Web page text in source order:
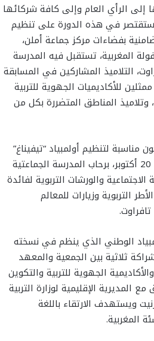
إلى الرأي العام وإلى كافة شركائها
ستقتصر في هذه الدورة على تنظيم
بفضاءات مركز جماعة أملن،
المغربية، تستقبل فيه المدرسة
التلاميذ المشاركين في المسابقة
ممثلين للأكاديميات الجهوية للتربية
وتلاميذ المناطق المتضررة بكل من
لتنظيم أولمبياد “تيفيناغ”
الوطني صبيحة يوم الجمعة 20 أكتوبر، برحاب المدرسة الجماعتية
والورشات التربوية لفائدة
التربوية وزيارات للمعالم
الوطني الذي ينظم في نسخته
ثلاثية بين الجمعية والمعهد
الجهوية للتربية والتكوين
الإقليمية لوزارة التربية
ويستهدف الارتقاء باللغة
المغربية.